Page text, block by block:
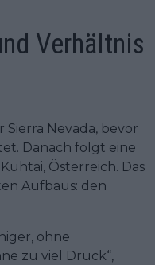
Verhältnis
Sierra Nevada, bevor
Danach folgt eine
Österreich. Das
Aufbaus: den
ohne
zu viel Druck“,